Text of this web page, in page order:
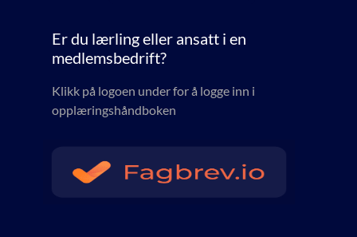
Er du lærling eller ansatt i en
medlemsbedrift?
Klikk på logoen under for å logge inn i
opplæringshåndboken